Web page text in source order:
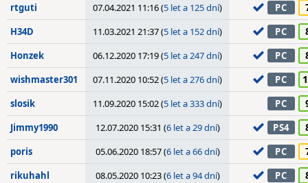
rtguti 07.04.2021 11:16 (5 let a 125 dní) PC
H34D 11.03.2021 21:37 (5 let a 152 dní) PC
Honzek 06.12.2020 17:19 (5 let a 247 dní) PC
wishmaster301 07.11.2020 10:52 (5 let a 276 dní) PC
slosik 11.09.2020 15:02 (5 let a 333 dní) PC
Jimmy1990 12.07.2020 15:31 (6 let a 29 dní) PS4
poris 05.06.2020 18:57 (6 let a 66 dní) PC
rikuhahl 08.05.2020 10:23 (6 let a 94 dní) PC